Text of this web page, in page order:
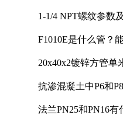
1-1/4 NPT螺纹参数
F1010E是什么管？
20x40x2镀锌方管单
抗渗混凝土中P6和
法兰PN25和PN16有